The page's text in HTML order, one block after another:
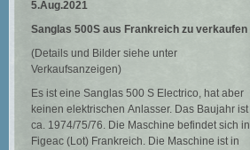
5.Aug.2021
Sanglas 500S aus Frankreich zu verkaufen
(Details und Bilder siehe unter
Verkaufsanzeigen)
Es ist eine Sanglas 500 S Electrico, hat aber
keinen elektrischen Anlasser. Das Baujahr ist
ca. 1974/75/76. Die Maschine befindet sich in
Figeac (Lot) Frankreich. Die Maschine ist in